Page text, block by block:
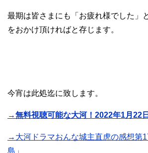
最期は皆さまにも「お疲れ様でした」
をおかけ頂ければと存じます。
今宵は此処迄に致します。
→無料視聴可能な大河！2022年1月22
→大河ドラマおんな城主直虎の感想第
島」